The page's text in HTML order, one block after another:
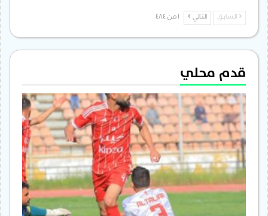
السابق التالي
قدم محلي